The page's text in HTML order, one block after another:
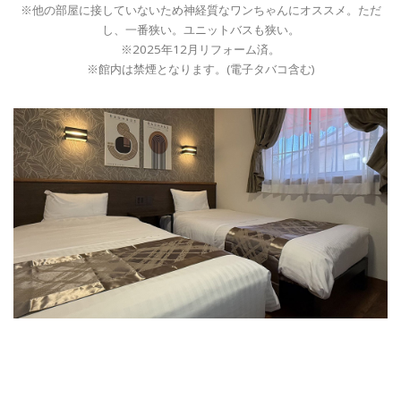
※他の部屋に接していないため神経質なワンちゃんにオススメ。ただ
し、一番狭い。ユニットバスも狭い。
※2025年12月リフォーム済。
※館内は禁煙となります。(電子タバコ含む)